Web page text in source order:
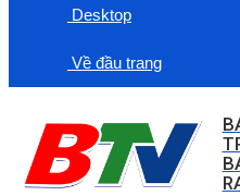
Desktop
Về đầu trang